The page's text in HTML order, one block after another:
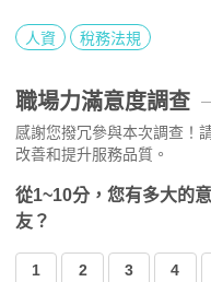
人資 稅務法規
職場力滿意度調查
感謝您撥冗參與本次調查！
改善和提升服務品質。
從1~10分，您有多大的
友？
1 2 3 4